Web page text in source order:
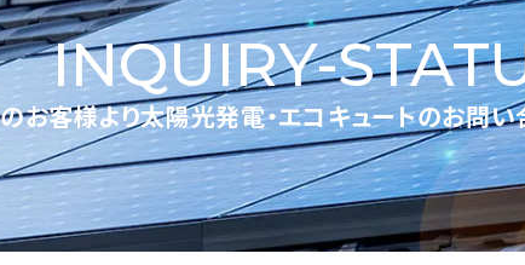
INQUIRY-
お客様より太陽光発電・エコキュートのお問